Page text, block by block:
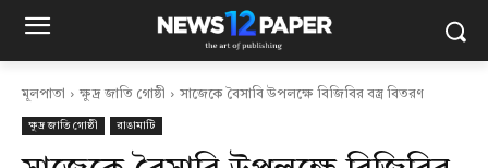
মূলপাতা ক্ষুদ্র জাতি গোষ্ঠী সাজেকে বৈসাবি উপলক্ষে বিজিবির বস্ত্র বিতরণ
ক্ষুদ্র জাতি গোষ্ঠী রাঙামাটি